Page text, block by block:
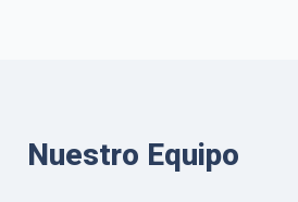
Nuestro Equipo